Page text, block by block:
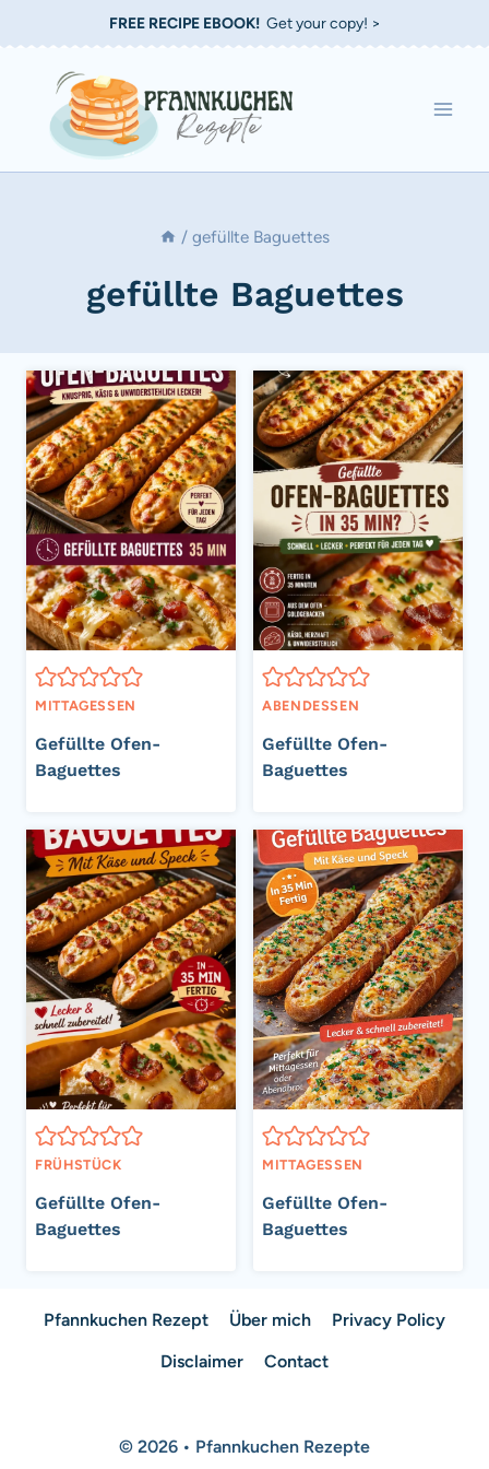
Inhalt
springen
FREE RECIPE EBOOK!Get your copy! >
/ gefüllte Baguettes
gefüllte Baguettes
MITTAGESSEN
Gefüllte Ofen-
Baguettes
ABENDESSEN
Gefüllte Ofen-
Baguettes
FRÜHSTÜCK
Gefüllte Ofen-
Baguettes
MITTAGESSEN
Gefüllte Ofen-
Baguettes
Pfannkuchen Rezept Über mich
Privacy Policy
Disclaimer
Contact
© 2026 • Pfannkuchen Rezepte